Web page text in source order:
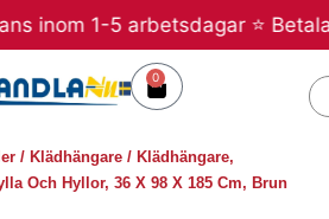
1-5 arbetsdagar ⭐ Betala
0
Varukorg
/ Klädhängare / Klädhängare,
Och Hyllor, 36 X 98 X 185 Cm, Brun